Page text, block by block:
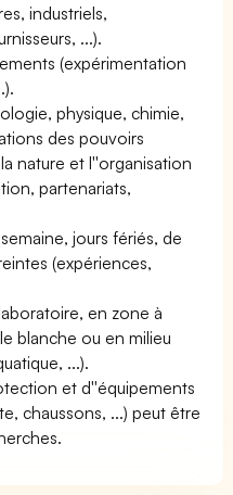
industriels,
...).
(expérimentation
physique, chimie,
des pouvoirs
nature et l''organisation
partenariats,
jours fériés, de
(expériences,
en zone à
blanche ou en milieu
...).
et d''équipements
chaussons, ...) peut être